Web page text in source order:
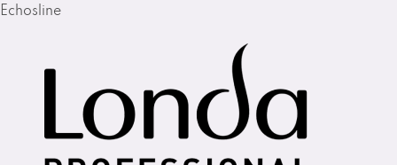
Echosline